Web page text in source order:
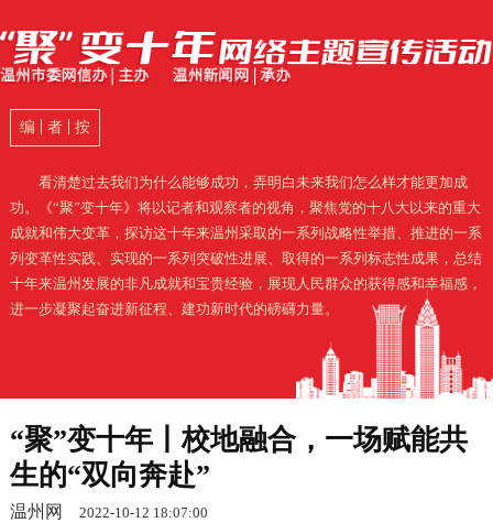
编 者 按
看清楚过去我们为什么能够成功，弄明白未来我们怎么样才能更加成
功。《“聚”变十年》将以记者和观察者的视角，聚焦党的十八大以来的重大
成就和伟大变革，探访这十年来温州采取的一系列战略性举措、推进的一系
列变革性实践、实现的一系列突破性进展、取得的一系列标志性成果，总结
十年来温州发展的非凡成就和宝贵经验，展现人民群众的获得感和幸福感，
进一步凝聚起奋进新征程、建功新时代的磅礴力量。
“聚”变十年丨校地融合，一场赋能共
生的“双向奔赴”
温州网 2022-10-12 18:07:00